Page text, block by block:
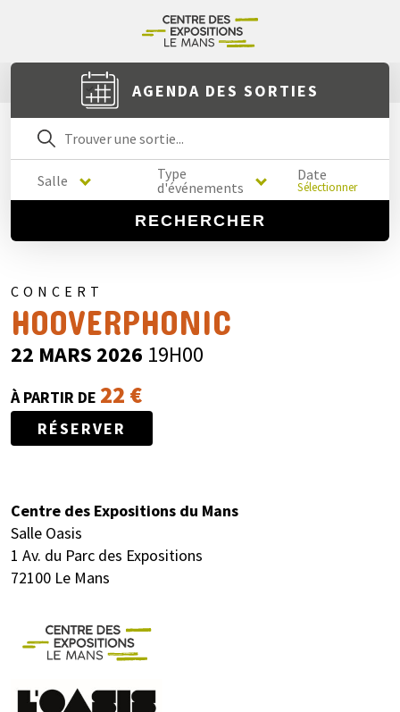
AGENDA DES SORTIES
Salle
Type
d'événements
Date
Sélectionner
RECHERCHER
CONCERT
HOOVERPHONIC
22 MARS 2026 19H00
À PARTIR DE 22 €
RÉSERVER
Centre des Expositions du Mans
Salle Oasis
1 Av. du Parc des Expositions
72100 Le Mans